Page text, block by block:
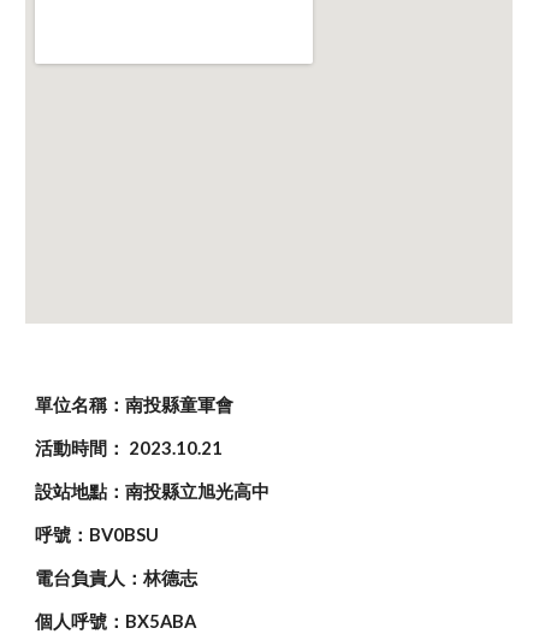
單位名稱：南投縣童軍會
活動時間： 2023.10.21
設站地點：南投縣立旭光高中
呼號：BV0BSU
電台負責人：林德志
個人呼號：BX5ABA